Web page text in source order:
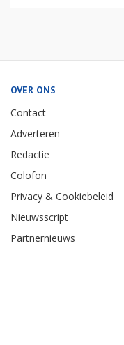
OVER ONS
Contact
Adverteren
Redactie
Colofon
Privacy & Cookiebeleid
Nieuwsscript
Partnernieuws